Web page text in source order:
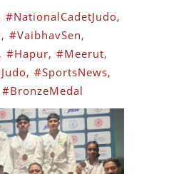
#NationalCadetJudo,
#VaibhavSen,
#Hapur, #Meerut,
#SportsNews,
#BronzeMedal